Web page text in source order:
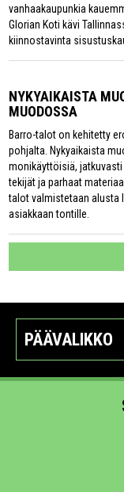
vanhaakaupunkia
Glorian Koti kävi
kiinnostavinta
NYKYAIKAISTA
MUODOSSA
Barro-talot on kehitetty
pohjalta. Nykyaikaista
monikäyttöisiä,
tekijät ja parhaat
talot valmistetaan alusta
asiakkaan tontille.
PÄÄVALIKKO